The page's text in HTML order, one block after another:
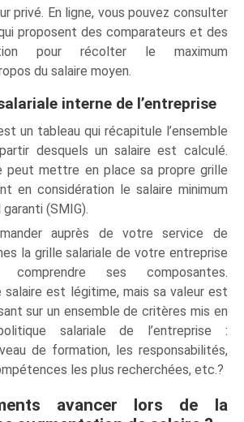
privé. En ligne, vous pouvez consulter
proposent des comparateurs et des
pour récolter le maximum
du salaire moyen.
interne de l’entreprise
un tableau qui récapitule l’ensemble
desquels un salaire est calculé.
peut mettre en place sa propre grille
en considération le salaire minimum
(SMIG).
auprès de votre service de
la grille salariale de votre entreprise
ses composantes.
salaire est légitime, mais sa valeur est
sur un ensemble de critères mis en
salariale de l’entreprise :
de formation, les responsabilités,
les plus recherchées, etc.?
avancer lors de la